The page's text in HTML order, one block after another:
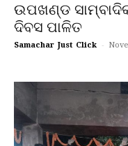
ଉପଖଣ୍ଡ
ଦିବସ ପାଳିତ
Samachar Just Click -